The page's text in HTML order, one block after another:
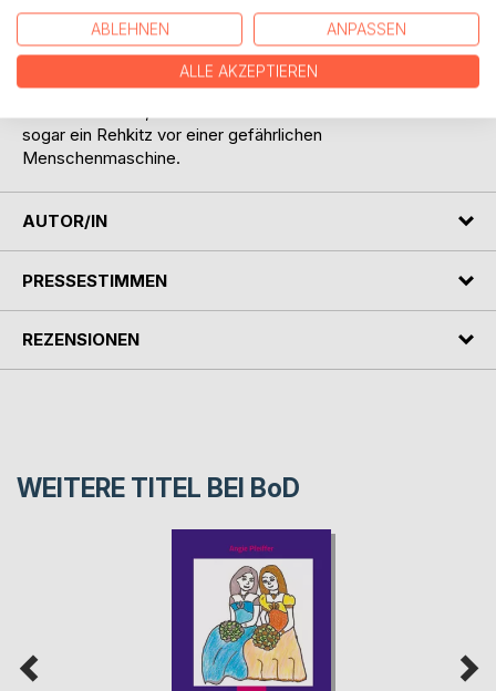
Als Prunseline aus dem Winterschlaf erwacht, kann sie sich
noch gar nicht vorstellen, welche tollen Abenteuer auf sie
und ihren besten Freund Karli warten. Doch schon bald
erleben die beiden ein aufregendes Jahr. Sie lernen neue
sogar ein Rehkitz vor einer gefährlichen
Menschenmaschine.
AUTOR/IN
PRESSESTIMMEN
REZENSIONEN
WEITERE TITEL BEI BoD
ABLEHNEN ANPASSEN
ALLE AKZEPTIEREN